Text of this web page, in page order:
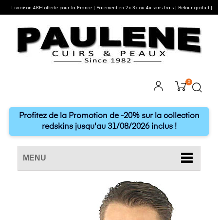
0
Profitez de la Promotion de -20% sur la collection
redskins jusqu'au 31/08/2026 inclus !
MENU
Livraison 48H offerte pour la France | Paiement en 2x 3x ou 4x sans frais | Retour gratuit |